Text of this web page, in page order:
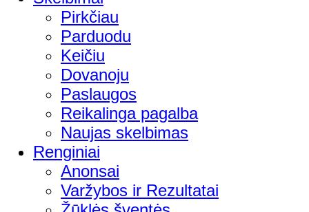
Pirkčiau
Parduodu
Keičiu
Dovanoju
Paslaugos
Reikalinga pagalba
Naujas skelbimas
Renginiai
Anonsai
Varžybos ir Rezultatai